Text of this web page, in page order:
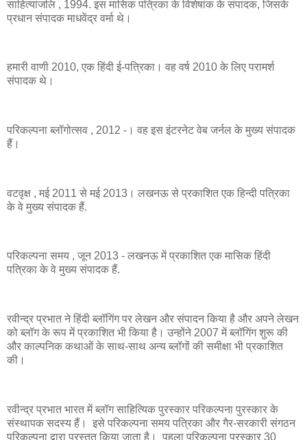
साहित्यांजलि , 1994. इस मासिक पत्रिका के विशेषांक के संपादक, जिसके
प्रधान संपादक माधवेंद्र वर्मा थे।
हमारी वाणी 2010, एक हिंदी ई-पत्रिका। वह वर्ष 2010 के लिए परामर्श
संपादक थे।
परिकल्पना ब्लॉगोत्सव , 2012 -। वह इस इंटरनेट वेब जर्नल के मुख्य संपादक
हैं।
वटवृक्ष , मई 2011 से मई 2013। लखनऊ से प्रकाशित एक हिन्दी पत्रिका
के वे मुख्य संपादक हैं.
परिकल्पना समय , जून 2013 - लखनऊ में प्रकाशित एक मासिक हिंदी
पत्रिका के वे मुख्य संपादक हैं.
रवीन्द्र प्रभात ने हिंदी ब्लॉगिंग पर लेखन और संपादन किया है और अपने लेखन
को ब्लॉग के रूप में प्रकाशित भी किया है। उन्होंने 2007 में ब्लॉगिंग शुरू की
और काल्पनिक कथाओं के साथ-साथ अन्य ब्लॉगों की समीक्षा भी प्रकाशित
की।
रवीन्द्र प्रभात भारत में ब्लॉग साहित्यिक पुरस्कार परिकल्पना पुरस्कार के
संस्थापक सदस्य हैं। इसे परिकल्पना समय पत्रिका और गैर-सरकारी संगठन
परिकल्पना द्वारा प्रस्तुत किया जाता है। पहला परिकल्पना पुरस्कार 30